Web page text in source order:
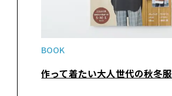
BOOK
作って着たい大人世代の秋冬服